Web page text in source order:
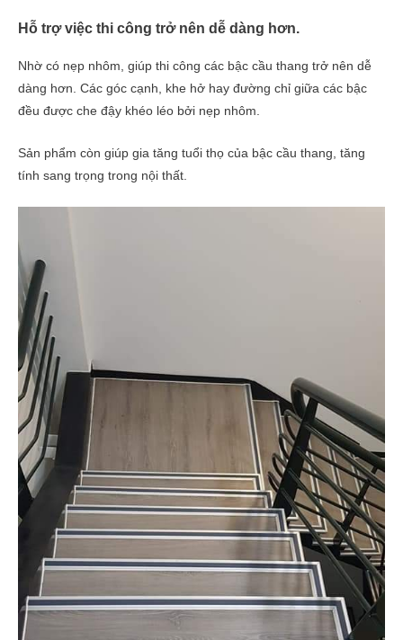
Hỗ trợ việc thi công trở nên dễ dàng hơn.
Nhờ có nẹp nhôm, giúp thi công các bậc cầu thang trở nên dễ
dàng hơn. Các góc cạnh, khe hở hay đường chỉ giữa các bậc
đều được che đậy khéo léo bởi nẹp nhôm.
Sản phẩm còn giúp gia tăng tuổi thọ của bậc cầu thang, tăng
tính sang trọng trong nội thất.